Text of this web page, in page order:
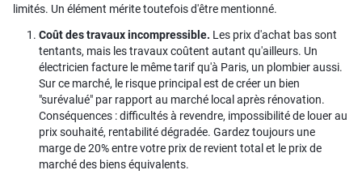
limités. Un élément mérite toutefois d'être mentionné.
Coût des travaux incompressible. Les prix d'achat bas sont
tentants, mais les travaux coûtent autant qu'ailleurs. Un
électricien facture le même tarif qu'à Paris, un plombier aussi.
Sur ce marché, le risque principal est de créer un bien
"surévalué" par rapport au marché local après rénovation.
Conséquences : difficultés à revendre, impossibilité de louer au
prix souhaité, rentabilité dégradée. Gardez toujours une
marge de 20% entre votre prix de revient total et le prix de
marché des biens équivalents.